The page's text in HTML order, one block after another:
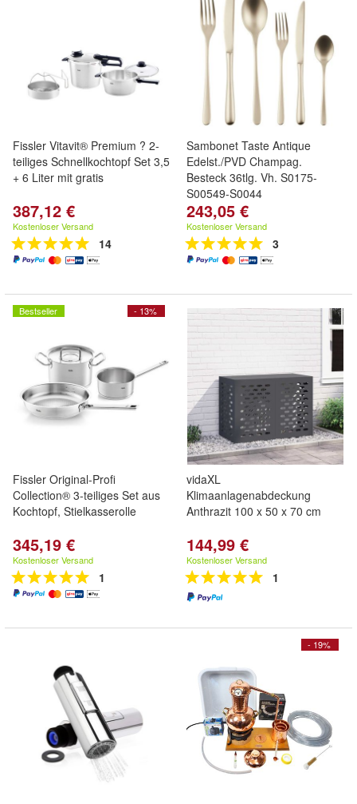
Fissler Vitavit® Premium ? 2-
teiliges Schnellkochtopf Set 3,5
+ 6 Liter mit gratis
387,12 €
Kostenloser Versand
14
Sambonet Taste Antique
Edelst./PVD Champag.
Besteck 36tlg. Vh. S0175-
S00549-S0044
243,05 €
Kostenloser Versand
3
- 13%
Bestseller
Fissler Original-Profi
Collection® 3-teiliges Set aus
Kochtopf, Stielkasserolle
345,19 €
Kostenloser Versand
1
vidaXL
Klimaanlagenabdeckung
Anthrazit 100 x 50 x 70 cm
144,99 €
Kostenloser Versand
1
- 19%